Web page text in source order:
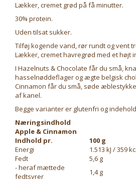
Lækker, cremet grød på få minutter.
30% protein.
Uden tilsat sukker.
Tilføj kogende vand, rør rundt og vent
Lækker, cremet havregrød med et højt
I Hazelnuts & Chocolate får du små,
hasselnøddeflager og ægte belgisk
Cinnamon får du små, søde
af kanel.
Begge varianter er glutenfri og
Næringsindhold
Apple & Cinnamon
Indhold pr.
100 g
Energi
1.513 kJ / 359
Fedt
5,6 g
- heraf mættede
fedtsyrer
1,4 g